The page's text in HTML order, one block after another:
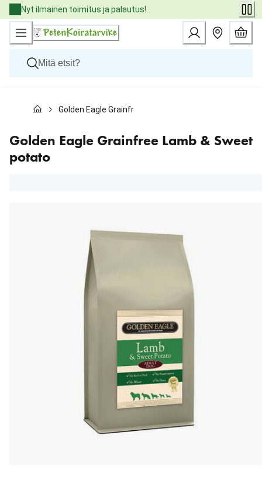
Skip
to
Content
Nyt ilmainen toimitus ja palautus!
Kissat
Eläinlääkäriruoat
Tuotemerkit
Uutuudet
Golden Eagle Grainfree Lamb & Sweet potato
Golden Eagle Grainfree Lamb & Sweet
potato